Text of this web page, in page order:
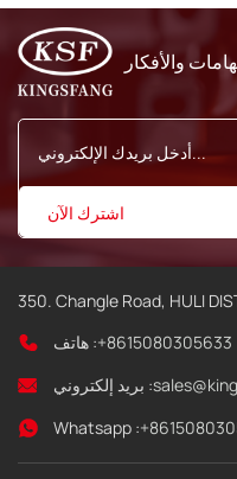
350. Changle Road, HULI
هاتف :+8615080305633
بريد إلكتروني :
Whatsapp :